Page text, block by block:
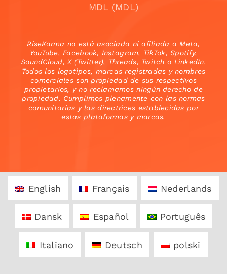
MDL (MDL)
RiseKarma no está asociada ni afiliada a Meta,
YouTube, Facebook, Instagram, TikTok, Spotify,
SoundCloud, X (Twitter), Threads, Twitch o LinkedIn.
Todos los logotipos, marcas registradas y nombres
comerciales son propiedad de sus respectivos
propietarios, y no reclamamos ningún derecho de
propiedad. Cumplimos plenamente con las normas
comunitarias y las directrices establecidas por
estas plataformas y marcas.
English Français Nederlands
Dansk Español Português
Italiano Deutsch polski